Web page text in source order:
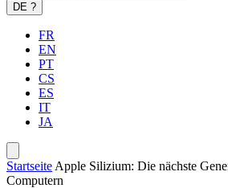
DE ?
FR
EN
PT
CS
ES
IT
JA
Startseite Apple Silizium: Die nächste
Computern